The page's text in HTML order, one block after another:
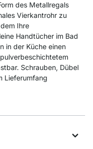
des Metallregals
Vierkantrohr zu
Ihre
Handtücher im Bad
in der Küche einen
Schrauben, Dübel
Lieferumfang